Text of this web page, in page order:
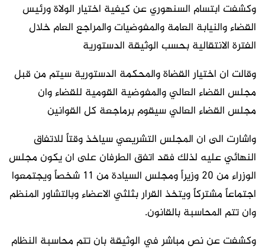
وكشفت ابتسام السنهوري عن كيفية اختيار الولاة ورئيس
القضاء والنيابة العامة والمفوضيات والمراجع العام خلال
الفترة الانتقالية بحسب الوثيقة الدستورية
وقالت ان اختيار القضاة والمحكمة الدستورية سيتم من قبل
مجلس القضاء العالي والمفوضية القومية للقضاء وان
مجلس القضاء العالي سيقوم برماجعة كل القوانين
واشارت الى ان المجلس التشريعي سياخذ وقتاً للاتفاق
النهائي عليه لذلك فقد اتفق الطرفان على ان يكون مجلس
الوزراء من 20 وزيراً ومجلس السيادة من 11 شخصاً ويجتمعوا
اجتماعاً مشتركاً ويتخذ القرار بثلثي الاعضاء وبالتشاور المنظم
وان تتم المحاسبة بالقانون.
وكشفت عن نص مباشر في الوثيقة بان تتم محاسبة النظام